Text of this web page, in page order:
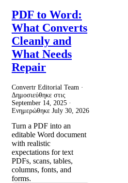
PDF to Word:
What Converts
Cleanly and
What Needs
Repair
Convertr Editorial Team ·
Δημοσιεύθηκε στις
September 14, 2025 ·
Ενημερώθηκε July 30, 2026
Turn a PDF into an
editable Word document
with realistic
expectations for text
PDFs, scans, tables,
columns, fonts, and
forms.